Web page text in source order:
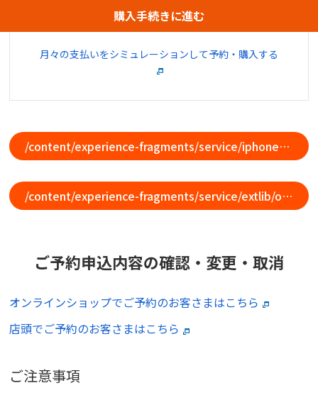
購入手続きに進む
月々の支払いをシミュレーションして予約・購入する
/content/experience-fragments/service/iphone/product/iphone-set/master
/content/experience-fragments/service/extlib/ols_purchase_note/master
ご予約申込内容の確認・変更・取消
オンラインショップでご予約のお客さまはこちら
店頭でご予約のお客さまはこちら
ご注意事項